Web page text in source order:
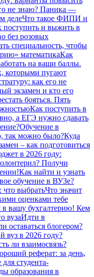
не знаю? Паника —
делеЧто такое ФИПИ и
поступить и выжить в
без розовых
специальность, чтобы
математикаКак
на ваши баллы.
которыми пугают
как его не
экзамен и кто его
бояться. Пять
Как поступить в
а ЕГЭ нужно сдавать
Обучение в
так можно было?Куда
– как подготовиться
в 2026 году:
Получи
Как найти и узнать
обучение в ВУЗе?
выбратьЧто значит
оценками тебе
в вашу бухгалтерию! Кем
вузаИдти в
оставаться блогером?
вуз в 2026 году?
ли взаимосвязь?
реферат: за день,
студента-
образования в